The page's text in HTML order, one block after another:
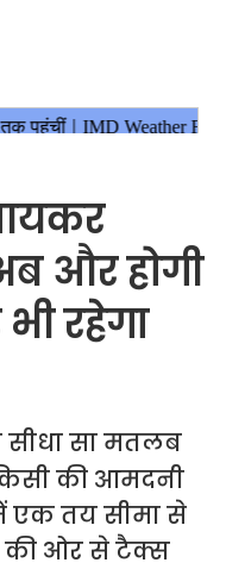
और होगी
रहेगा
सा मतलब
की आमदनी
एक तय सीमा से
की ओर से टैक्स